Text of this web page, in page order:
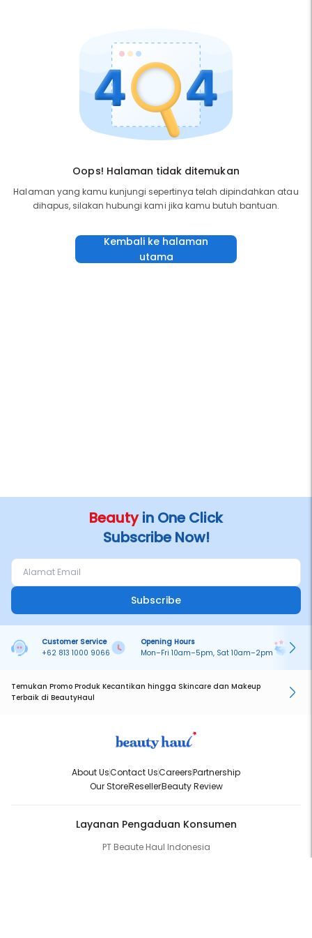
Oops! Halaman tidak ditemukan
Halaman yang kamu kunjungi sepertinya telah dipindahkan atau
dihapus, silakan hubungi kami jika kamu butuh bantuan.
Kembali ke halaman
utama
Beautyin One Click
Subscribe Now!
Subscribe
Customer Service
+62 813 1000 9066
Opening Hours
Mon–Fri 10am–5pm, Sat 10am–2pm
Temukan Promo Produk Kecantikan hingga Skincare dan Makeup
Terbaik di BeautyHaul
About UsContact UsCareersPartnership
Our StoreResellerBeauty Review
Layanan Pengaduan Konsumen
PT Beaute Haul Indonesia